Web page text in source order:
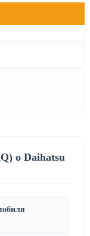
о Daihatsu